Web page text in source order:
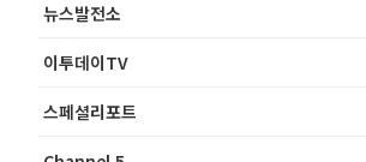
뉴스발전소
이투데이TV
스페셜리포트